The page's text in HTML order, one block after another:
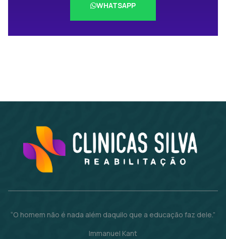
WHATSAPP
“O homem não é nada além daquilo que a educação faz dele.”
Immanuel Kant